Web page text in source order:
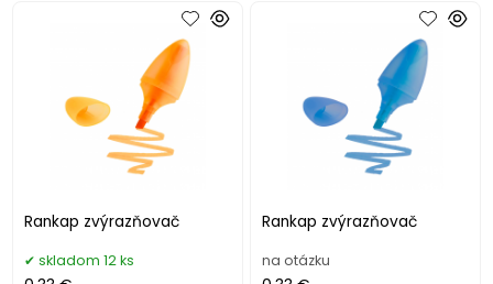
Rankap zvýrazňovač
skladom 12 ks
Rankap zvýrazňovač
na otázku